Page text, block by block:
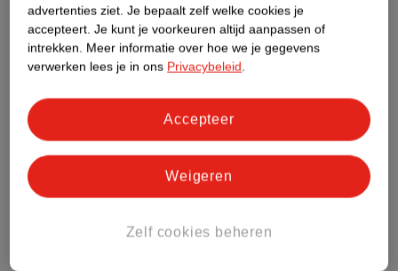
Nature Impact Score
Dit product heeft (nog) geen Nature
Impact Score.
Bestel & Bezorginformatie
advertenties ziet. Je bepaalt zelf welke cookies je
accepteert. Je kunt je voorkeuren altijd aanpassen of
intrekken. Meer informatie over hoe we je gegevens
verwerken lees je in ons Privacybeleid.
Zelf cookies beheren
Weigeren
Accepteer